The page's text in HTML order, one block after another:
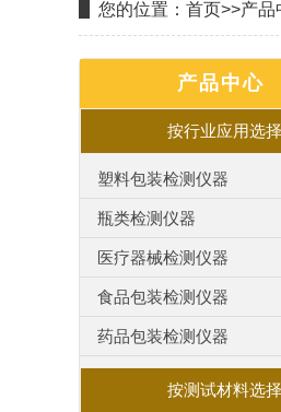
您的位置： 首页>>产品
产品中心
按行业应用选择
塑料包装检测仪器
瓶类检测仪器
医疗器械检测仪器
食品包装检测仪器
药品包装检测仪器
按测试材料选择